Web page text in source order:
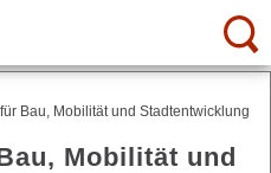
Bau, Mobilität und Stadtentwicklung
Mobilität und